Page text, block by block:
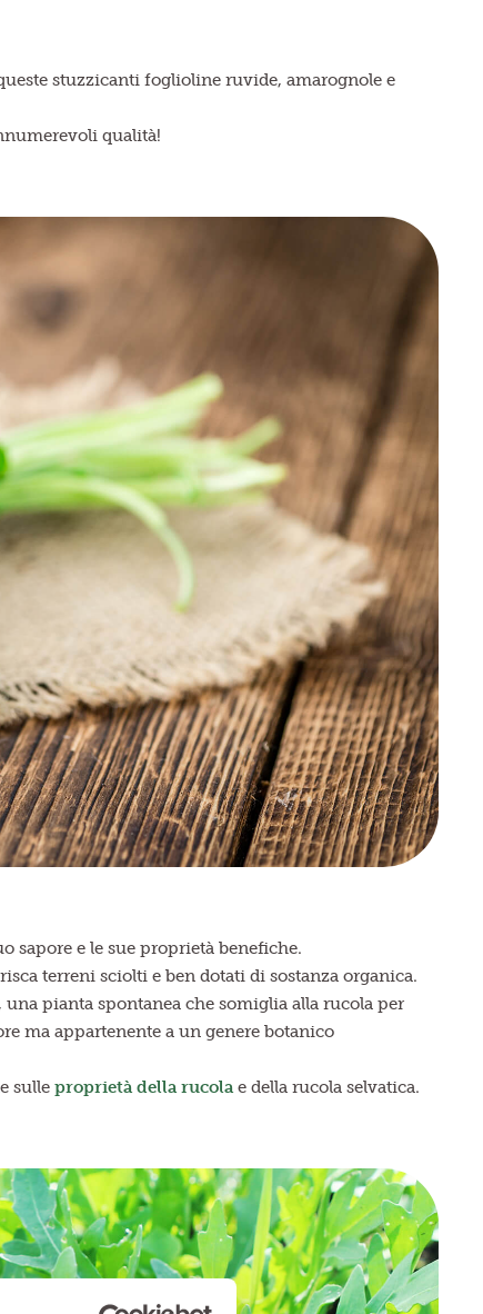
stuzzicanti foglioline ruvide, amarognole e
qualità!
sapore e le sue proprietà benefiche.
terreni sciolti e ben dotati di sostanza organica.
una pianta spontanea che somiglia alla rucola per
ma appartenente a un genere botanico
sulle proprietà della rucolae della rucola selvatica.